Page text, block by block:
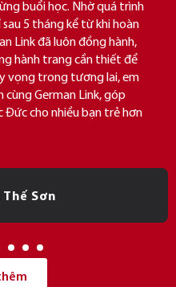
buổi học. Nhờ quá trình
5 tháng kể từ khi hoàn
Link đã luôn đồng hành,
hành trang cần thiết để
vọng trong tương lai, em
German Link, góp
Đức cho nhiều bạn trẻ hơn
Thế Sơn